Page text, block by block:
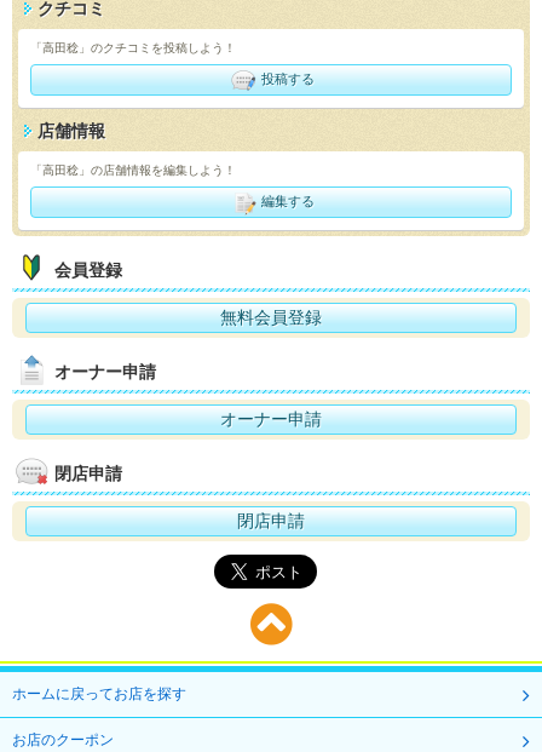
クチコミ
「高田稔」のクチコミを投稿しよう！
投稿する
店舗情報
「高田稔」の店舗情報を編集しよう！
編集する
会員登録
無料会員登録
オーナー申請
オーナー申請
閉店申請
閉店申請
ホームに戻ってお店を探す
お店のクーポン